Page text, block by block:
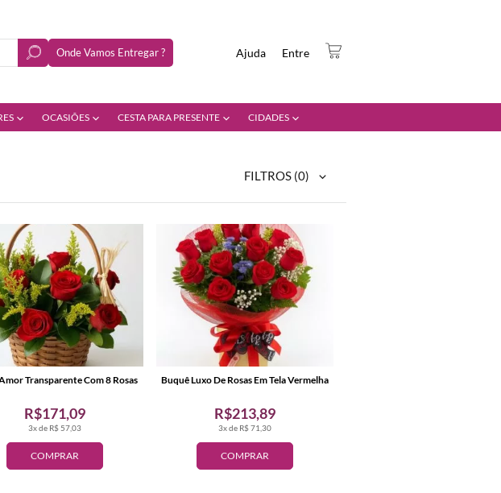
Onde Vamos Entregar ? Entre
Ajuda
OCASIÕES CESTA PARA PRESENTE CIDADES
FILTROS (0)
COMPRAR
3x de R$ 57,03
R$171,09
Transparente Com 8 Rosas
COMPRAR
3x de R$ 71,30
R$213,89
Buquê Luxo De Rosas Em Tela Vermelha